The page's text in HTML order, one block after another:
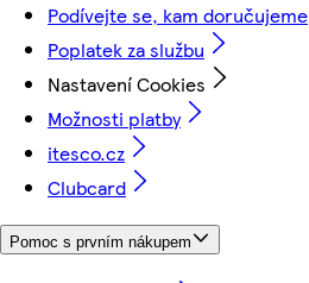
Podívejte se, kam doručujeme
Poplatek za službu
Nastavení Cookies
Možnosti platby
itesco.cz
Clubcard
Pomoc s prvním nákupem